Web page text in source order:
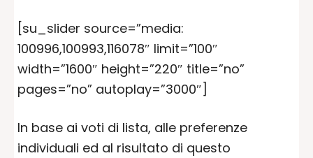
[su_slider source=”media:
100996,100993,116078″ limit=”100″
width=”1600″ height=”220″ title=”no”
pages=”no” autoplay=”3000″]
In base ai voti di lista, alle preferenze
individuali ed al risultato di questo